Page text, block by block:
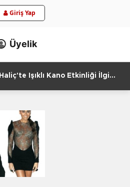
Giriş Yap
Üyelik
Haliç'te Işıklı Kano Etkinliği İlgi